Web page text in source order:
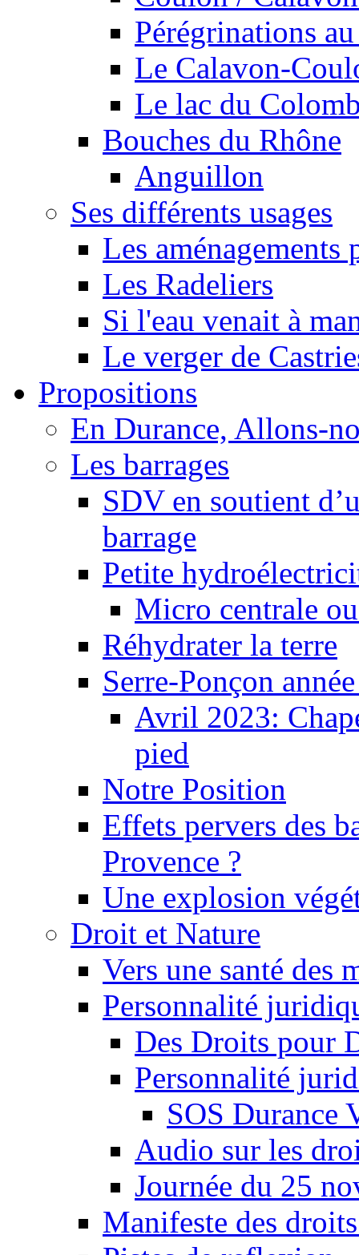
Pérégrinations
Le Calavon-
Le lac du
Bouches du Rhône
Anguillon
Ses différents usages
Les
Les Radeliers
Si l'eau venait à
Le verger de
Propositions
En Durance, Allons-
Les barrages
SDV en soutient
barrage
Petite
Micro centrale
Réhydrater la terre
Serre-Ponçon
Avril 2023:
pied
Notre Position
Effets pervers des
Provence ?
Une explosion
Droit et Nature
Vers une santé des
Personnalité
Des Droits pour
Personnalité
SOS Durance
Audio sur les
Journée du 25
Manifeste des